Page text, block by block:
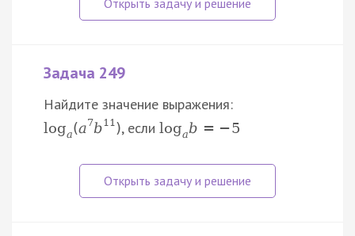
Задача 249
Найдите значение выражения:
loga(a7b11 ), если logab = −5